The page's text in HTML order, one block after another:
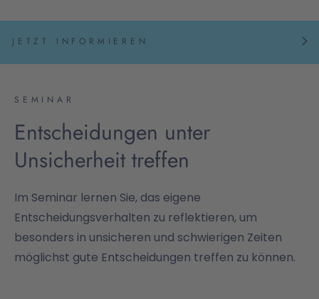
JETZT INFORMIEREN
SEMINAR
Entscheidungen unter
Unsicherheit treffen
Im Seminar lernen Sie, das eigene
Entscheidungsverhalten zu reflektieren, um
besonders in unsicheren und schwierigen Zeiten
möglichst gute Entscheidungen treffen zu können.